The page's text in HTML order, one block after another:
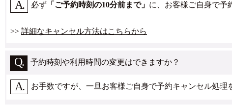
必ず 「ご予約時刻の10分前まで」 に、お客様ご自身で予
>> 詳細なキャンセル方法はこちらから
予約時刻や利用時間の変更はできますか？
お手数ですが、一旦お客様ご自身で予約キャンセル処理